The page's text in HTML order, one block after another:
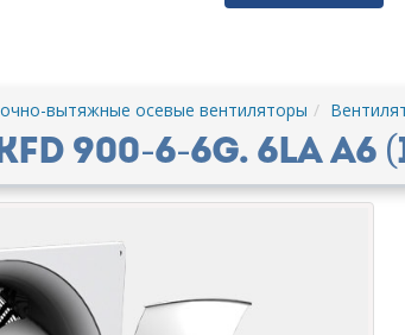
вытяжные осевые вентиляторы
900-6-6G. 6LA A6